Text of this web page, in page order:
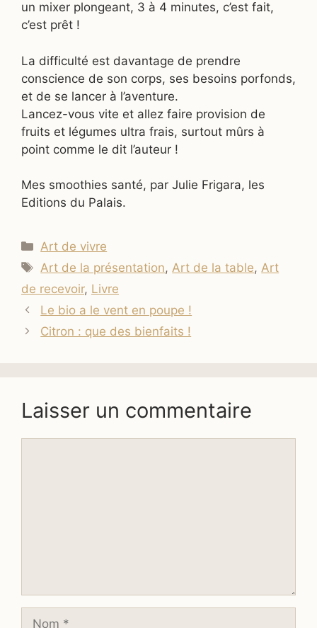
un mixer plongeant, 3 à 4 minutes, c’est fait,
c’est prêt !
La difficulté est davantage de prendre
conscience de son corps, ses besoins porfonds,
et de se lancer à l’aventure.
Lancez-vous vite et allez faire provision de
fruits et légumes ultra frais, surtout mûrs à
point comme le dit l’auteur !
Mes smoothies santé, par Julie Frigara, les
Editions du Palais.
Catégories
Art de vivre
Étiquettes
Art de la présentation,Art de la table,Art
de recevoir, Livre
Le bio a le vent en poupe !
Citron : que des bienfaits !
Laisser un commentaire
Nom